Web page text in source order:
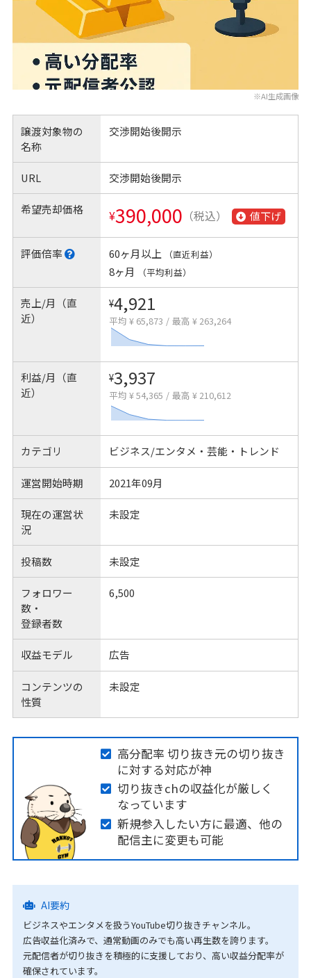
※AI生成画像
譲渡対象物の
名称
交渉開始後開示
URL 交渉開始後開示
希望売却価格 ¥390,000 （税込） 値下げ
評価倍率 60ヶ月以上 （直近利益）
8ヶ月 （平均利益）
売上/月（直
近）
¥4,921
平均 ¥ 65,873 / 最高 ¥ 263,264
利益/月（直
近）
¥3,937
平均 ¥ 54,365 / 最高 ¥ 210,612
カテゴリ ビジネス/エンタメ・芸能・トレンド
運営開始時期 2021年09月
現在の運営状
況
未設定
投稿数 未設定
フォロワー
数・
登録者数
6,500
収益モデル 広告
コンテンツの
性質
未設定
高分配率 切り抜き元の切り抜き
に対する対応が神
切り抜きchの収益化が厳しく
なっています
新規参入したい方に最適、他の
配信主に変更も可能
AI要約
ビジネスやエンタメを扱うYouTube切り抜きチャンネル。
広告収益化済みで、通常動画のみでも高い再生数を誇ります。
元配信者が切り抜きを積極的に支援しており、高い収益分配率が
確保されています。